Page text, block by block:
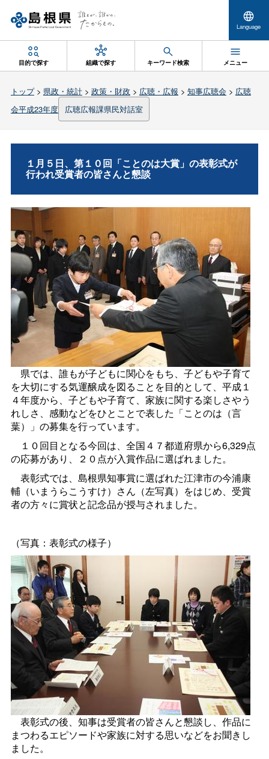
Language
目的で探す 組織で探す キーワード検索 メニュー
トップ> 県政・統計> 政策・財政 > 広聴・広報 > 知事広聴会 > 広聴
会平成23年度
広聴広報課県民対話室
１月５日、第１０回「ことのは大賞」の表彰式が
行われ受賞者の皆さんと懇談
県では、誰もが子どもに関心をもち、子どもや子育て
を大切にする気運醸成を図ることを目的として、平成１
４年度から、子どもや子育て、家族に関する楽しさやう
れしさ、感動などをひとことで表した「ことのは（言
葉）」の募集を行っています。
１０回目となる今回は、全国４７都道府県から6,329点
の応募があり、２０点が入賞作品に選ばれました。
表彰式では、島根県知事賞に選ばれた江津市の今浦康
輔（いまうらこうすけ）さん（左写真）をはじめ、受賞
者の方々に賞状と記念品が授与されました。
（写真：表彰式の様子）
表彰式の後、知事は受賞者の皆さんと懇談し、作品に
まつわるエピソードや家族に対する思いなどをお聞きし
ました。